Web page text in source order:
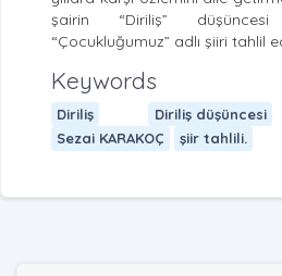
şairin “Diriliş”
“Çocukluğumuz” adlı şiiri tahlil
Keywords
Diriliş Diriliş düşüncesi
Sezai KARAKOÇ
şiir tahlili.